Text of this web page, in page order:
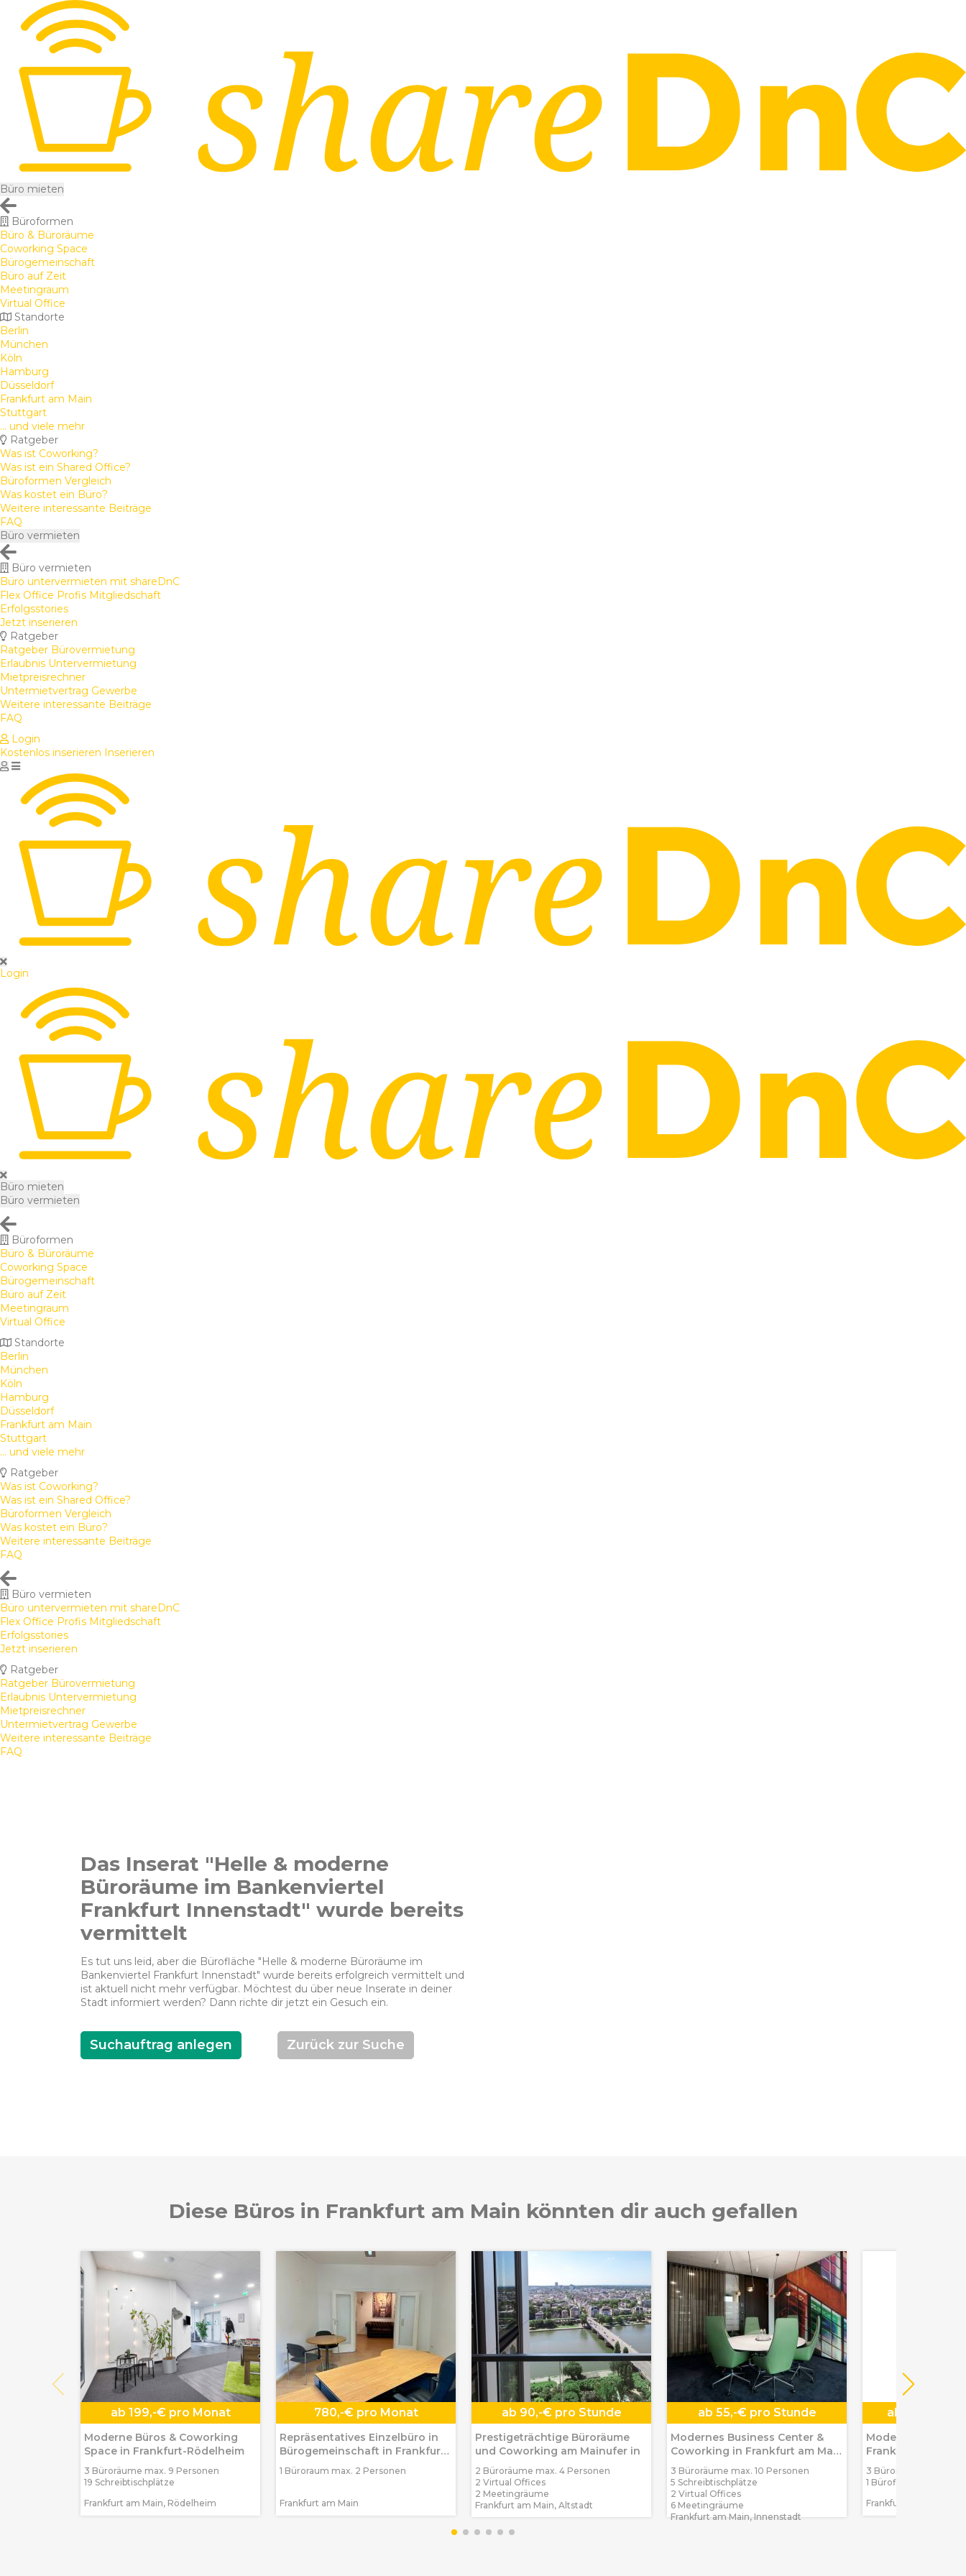
Büro mieten
Büroformen
Büro & Büroräume
Coworking Space
Bürogemeinschaft
Büro auf Zeit
Meetingraum
Virtual Office
Standorte
Berlin
München
Köln
Hamburg
Düsseldorf
Frankfurt am Main
Stuttgart
... und viele mehr
Ratgeber
Was ist Coworking?
Was ist ein Shared Office?
Büroformen Vergleich
Was kostet ein Büro?
Weitere interessante Beiträge
FAQ
Büro vermieten
Büro vermieten
Büro untervermieten mit shareDnC
Flex Office Profis Mitgliedschaft
Erfolgsstories
Jetzt inserieren
Ratgeber
Ratgeber Bürovermietung
Erlaubnis Untervermietung
Mietpreisrechner
Untermietvertrag Gewerbe
Weitere interessante Beiträge
FAQ
Login
Kostenlos inserieren Inserieren
Login
Büro mieten
Büro vermieten
Büroformen
Büro & Büroräume
Coworking Space
Bürogemeinschaft
Büro auf Zeit
Meetingraum
Virtual Office
Standorte
Berlin
München
Köln
Hamburg
Düsseldorf
Frankfurt am Main
Stuttgart
... und viele mehr
Ratgeber
Was ist Coworking?
Was ist ein Shared Office?
Büroformen Vergleich
Was kostet ein Büro?
Weitere interessante Beiträge
FAQ
Büro vermieten
Büro untervermieten mit shareDnC
Flex Office Profis Mitgliedschaft
Erfolgsstories
Jetzt inserieren
Ratgeber
Ratgeber Bürovermietung
Erlaubnis Untervermietung
Mietpreisrechner
Untermietvertrag Gewerbe
Weitere interessante Beiträge
FAQ
Das Inserat "Helle & moderne
Büroräume im Bankenviertel
Frankfurt Innenstadt" wurde bereits
vermittelt
Es tut uns leid, aber die Bürofläche "Helle & moderne Büroräume im
Bankenviertel Frankfurt Innenstadt" wurde bereits erfolgreich vermittelt und
ist aktuell nicht mehr verfügbar. Möchtest du über neue Inserate in deiner
Stadt informiert werden? Dann richte dir jetzt ein Gesuch ein.
Suchauftrag anlegen Zurück zur Suche
Diese Büros in Frankfurt am Main könnten dir auch gefallen
ab 199,-€ pro Monat
Moderne Büros & Coworking
Space in Frankfurt-Rödelheim
3 Büroräume max. 9 Personen
19 Schreibtischplätze
Frankfurt am Main, Rödelheim
780,-€ pro Monat
Repräsentatives Einzelbüro in
Bürogemeinschaft in Frankfurt
am Main
1 Büroraum max. 2 Personen
Frankfurt am Main
ab 90,-€ pro Stunde
Prestigeträchtige Büroräume
und Coworking am Mainufer in
2 Büroräume max. 4 Personen
2 Virtual Offices
2 Meetingräume
Frankfurt am Main, Altstadt
ab 55,-€ pro Stunde
Modernes Business Center &
Coworking in Frankfurt am Main
Innenstadt
3 Büroräume max. 10 Personen
5 Schreibtischplätze
2 Virtual Offices
6 Meetingräume
Frankfurt am Main, Innenstadt
ab
Moderne
Frankfurt am
3 Büroräume max. 12
1 Bürofläche 293 m
Frankfurt am Main,